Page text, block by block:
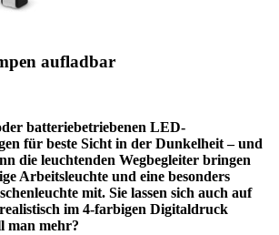
aufladbar
batteriebetriebenen LED-
für beste Sicht in der Dunkelheit – und
die leuchtenden Wegbegleiter bringen
Arbeitsleuchte und eine besonders
mit. Sie lassen sich auch auf
im 4-farbigen Digitaldruck
man mehr?